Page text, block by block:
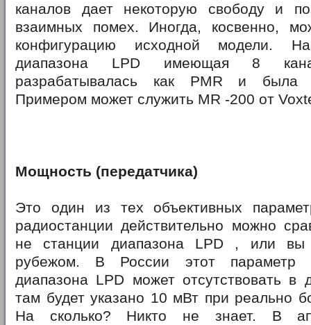
каналов дает некоторую свободу и
взаимных помех. Иногда, косвенно,
конфигурацию исходной модели.
диапазона LPD имеющая 8
разрабатывалась как PMR и была
Примером может служить MR -200 от
Мощность (передатчика)
Это один из тех объективных
радиостанции действительно можно
не станции диапазона LPD , или вы
рубежом. В России этот параметр
диапазона LPD может отсутствовать в
там будет указано 10 мВт при реально
На сколько? Никто не знает. В